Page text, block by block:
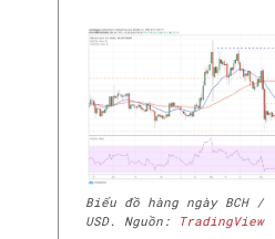
Biểu đồ hàng ngày BCH /
USD. Nguồn:
TradingView